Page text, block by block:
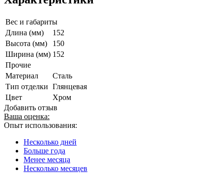
Вес и габариты
Длина (мм)
152
Высота (мм)
150
Ширина (мм) 152
Прочие
Материал
Сталь
Тип отделки Глянцевая
Цвет
Хром
Добавить отзыв
Ваша оценка:
Опыт использования:
Несколько дней
Больше года
Менее месяца
Несколько месяцев